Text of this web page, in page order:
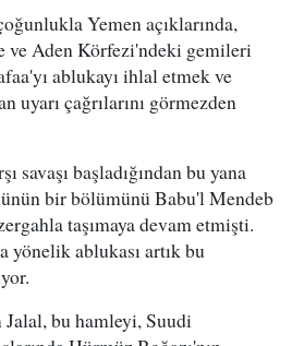
Yemen açıklarında,
ve Aden Körfezi'ndeki gemileri
ablukayı ihlal etmek ve
uyarı çağrılarını görmezden
başladığından bu yana
bir bölümünü Babu'l Mendeb
taşımaya devam etmişti.
ablukası artık bu
bu hamleyi, Suudi